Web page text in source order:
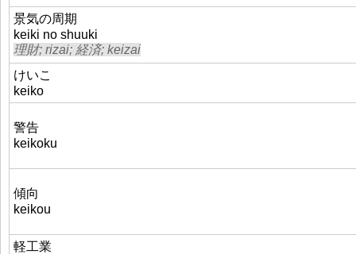
景気の周期
keiki no shuuki
理財; rizai; 経済; keizai
けいこ
keiko
警告
keikoku
傾向
keikou
軽工業